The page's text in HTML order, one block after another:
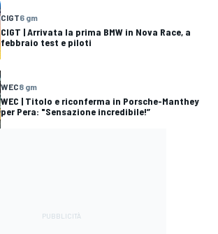
CIGT6 gm
CIGT | Arrivata la prima BMW in Nova Race, a
febbraio test e piloti
WEC8 gm
WEC | Titolo e riconferma in Porsche-Manthey
per Pera: "Sensazione incredibile!”